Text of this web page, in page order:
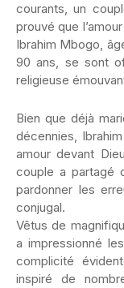
courants, un
prouvé que
Ibrahim Mbogo,
90 ans, se sont
religieuse
Bien que déjà
décennies,
amour devant
couple a partagé
pardonner les
conjugal.
Vêtus de
a impressionné
complicité
inspiré de